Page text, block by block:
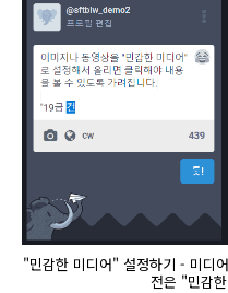
"민감한 미디어" 설정하기 - 미디
전은 "민감